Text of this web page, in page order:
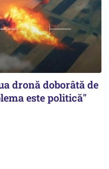
dronă doborâtă de
este politică"